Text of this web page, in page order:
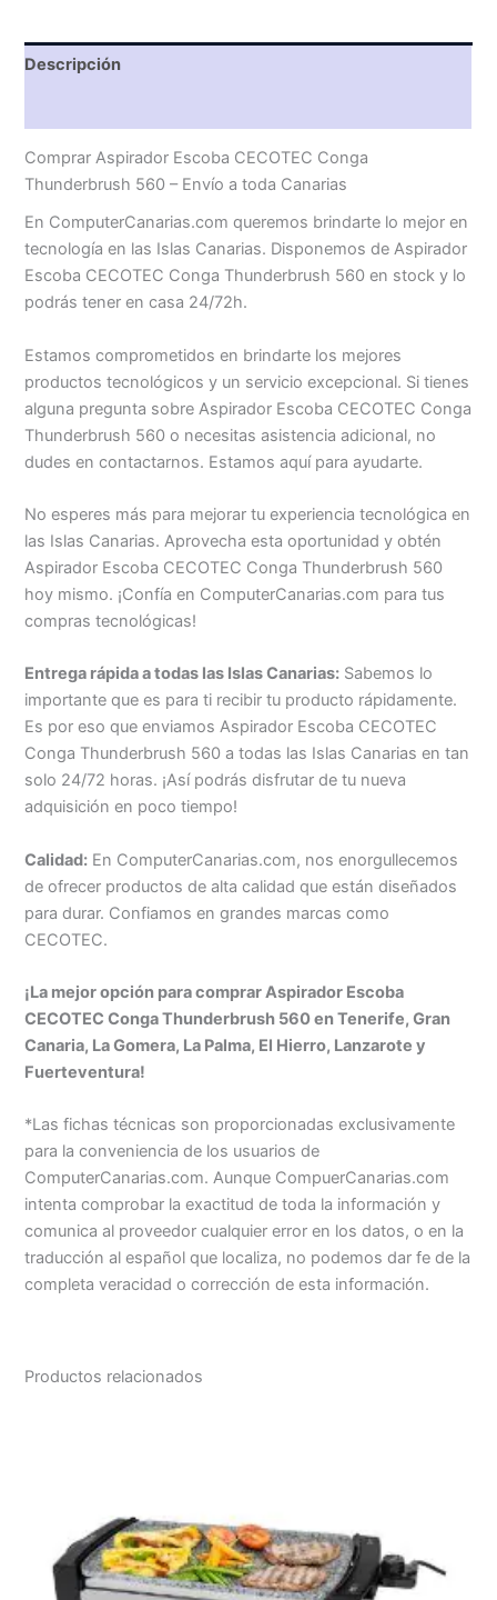
Descripción
Comprar Aspirador Escoba CECOTEC Conga
Thunderbrush 560 – Envío a toda Canarias
En ComputerCanarias.com queremos brindarte lo mejor en
tecnología en las Islas Canarias. Disponemos de Aspirador
Escoba CECOTEC Conga Thunderbrush 560 en stock y lo
podrás tener en casa 24/72h.
Estamos comprometidos en brindarte los mejores
productos tecnológicos y un servicio excepcional. Si tienes
alguna pregunta sobre Aspirador Escoba CECOTEC Conga
Thunderbrush 560 o necesitas asistencia adicional, no
dudes en contactarnos. Estamos aquí para ayudarte.
No esperes más para mejorar tu experiencia tecnológica en
las Islas Canarias. Aprovecha esta oportunidad y obtén
Aspirador Escoba CECOTEC Conga Thunderbrush 560
hoy mismo. ¡Confía en ComputerCanarias.com para tus
compras tecnológicas!
Entrega rápida a todas las Islas Canarias: Sabemos lo
importante que es para ti recibir tu producto rápidamente.
Es por eso que enviamos Aspirador Escoba CECOTEC
Conga Thunderbrush 560 a todas las Islas Canarias en tan
solo 24/72 horas. ¡Así podrás disfrutar de tu nueva
adquisición en poco tiempo!
Calidad: En ComputerCanarias.com, nos enorgullecemos
de ofrecer productos de alta calidad que están diseñados
para durar. Confiamos en grandes marcas como
CECOTEC.
¡La mejor opción para comprar Aspirador Escoba
CECOTEC Conga Thunderbrush 560 en Tenerife, Gran
Canaria, La Gomera, La Palma, El Hierro, Lanzarote y
Fuerteventura!
*Las fichas técnicas son proporcionadas exclusivamente
para la conveniencia de los usuarios de
ComputerCanarias.com. Aunque CompuerCanarias.com
intenta comprobar la exactitud de toda la información y
comunica al proveedor cualquier error en los datos, o en la
traducción al español que localiza, no podemos dar fe de la
completa veracidad o corrección de esta información.
Productos relacionados